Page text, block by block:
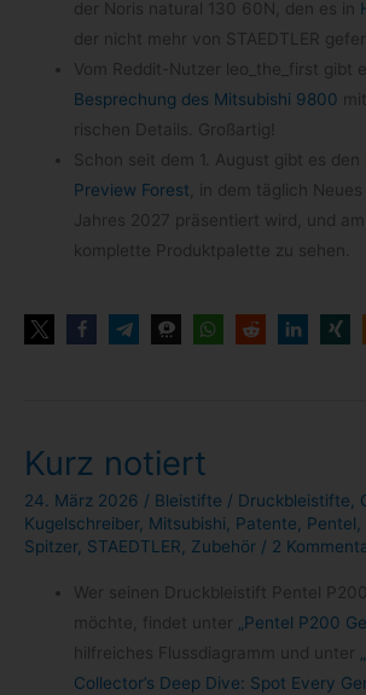
der Noris natu­ral 130 60N, den es in
der nicht mehr von STAEDTLER
Vom Reddit-​Nutzer leo_​the_​first gibt
Bespre­chung des Mitsu­bi­shi 9800
ri­schen Details. Großartig!
Schon seit dem 1. August gibt es den
Pre­view Forest , in dem täg­lich
Jah­res 2027 prä­sen­tiert wird, und
kom­plette Pro­dukt­pa­lette zu sehen.
Kurz notiert
24. März 2026 / Bleistifte / Druckbleistifte
Kugelschreiber Mitsubishi Patente Pentel
Spitzer STAEDTLER Zubehör / 2
Wer sei­nen Druck­blei­stift Pen­tel
möchte, fin­det unter „Pen­tel P200
hilf­rei­ches Fluss­dia­gramm und unter
Collector’s Deep Dive: Spot Every